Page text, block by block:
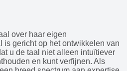
over haar eigen
gericht op het ontwikkelen van
u de taal niet alleen intuïtiever
en kunt verfijnen. Als